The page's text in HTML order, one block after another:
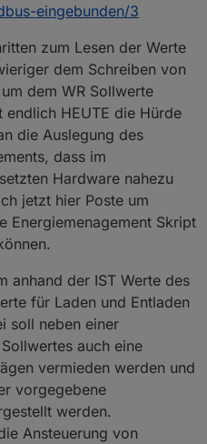
eingebunden/3
zum Lesen der Werte
dem Schreiben von
dem WR Sollwerte
HEUTE die Hürde
die Auslegung des
dass im
Hardware nahezu
jetzt hier Poste um
Energiemenagement Skript
anhand der IST Werte des
für Laden und Entladen
soll neben einer
auch eine
vermieden werden und
vorgegebene
werden.
Ansteuerung von